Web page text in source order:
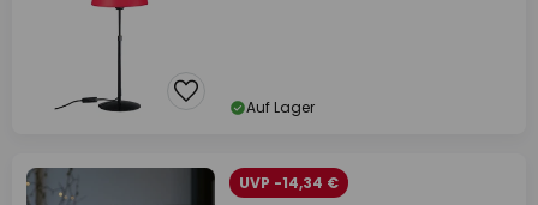
Auf Lager
UVP -14,34 €